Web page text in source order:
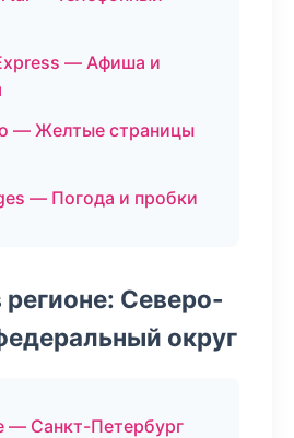
— Афиша и
— Желтые страницы
— Погода и пробки
Северо-
округ
— Санкт-Петербург